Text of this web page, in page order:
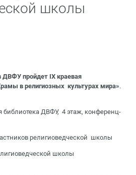
школы
ДВФУ пройдет IХ краевая
в религиозных культурах мира».
библиотека ДВФУ, 4 этаж, конференц-
религиоведческой школы
школы